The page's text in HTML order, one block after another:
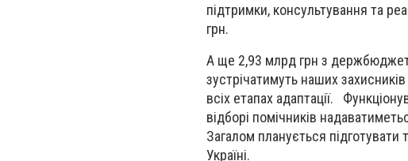
підтримки, консультування та
грн.
А ще 2,93 млрд грн з
зустрічатимуть наших
всіх етапах адаптації.
відборі помічників
Загалом планується підготувати
Україні.